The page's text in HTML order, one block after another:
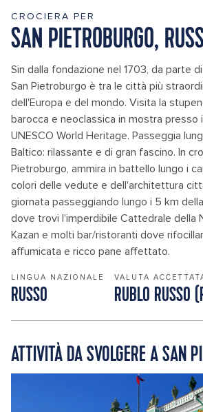
CROCIERA PER
SAN PIETROBURGO,
Sin dalla fondazione nel 1703, da parte
San Pietroburgo è tra le città più
dell'Europa e del mondo. Visita la
barocca e neoclassica in mostra presso
UNESCO World Heritage. Passeggia
Baltico: rilassante e di gran fascino. In
Pietroburgo, ammira in battello lungo i
colori delle vedute e dell'architettura
giornata passeggiando lungo i 5 km
dove trovi l'imperdibile Cattedrale della
Kazan e molti bar/ristoranti dove
affumicata e ricco pane affettato.
LINGUA NAZIONALE
RUSSO
VALUTA
RUBLO RUSSO
ATTIVITÀ DA SVOLGERE A SAN